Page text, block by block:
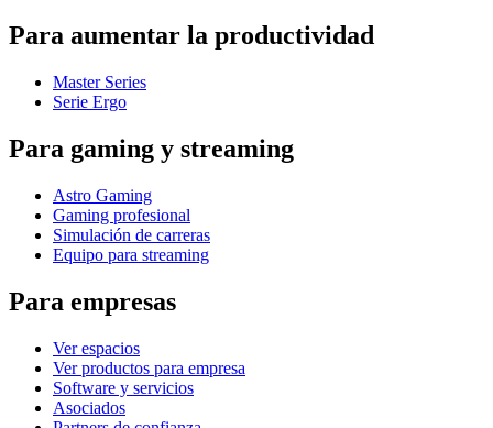
Para aumentar la productividad
Master Series
Serie Ergo
Para gaming y streaming
Astro Gaming
Gaming profesional
Simulación de carreras
Equipo para streaming
Para empresas
Ver espacios
Ver productos para empresa
Software y servicios
Asociados